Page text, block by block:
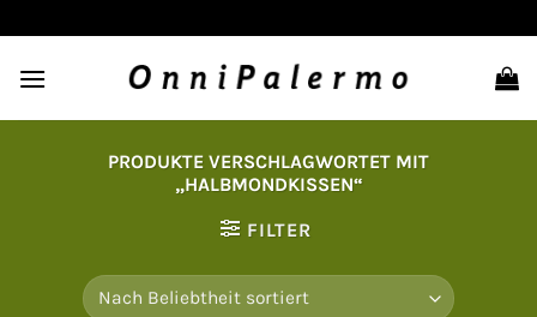
Inhalt
springen
PRODUKTE VERSCHLAGWORTET MIT
„HALBMONDKISSEN“
FILTER